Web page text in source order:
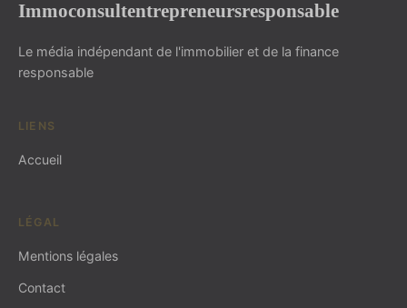
Immoconsultentrepreneursresponsable
Le média indépendant de l'immobilier et de la finance
responsable
LIENS
Accueil
LÉGAL
Mentions légales
Contact